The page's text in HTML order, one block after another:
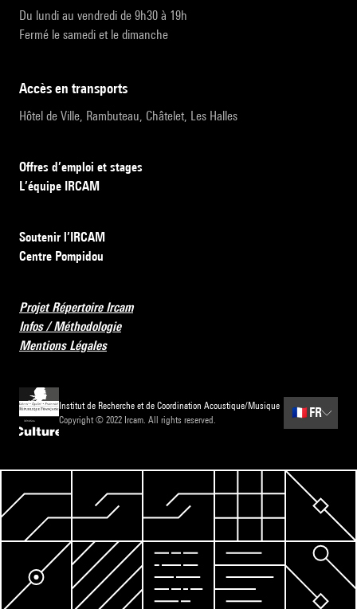
Du lundi au vendredi de 9h30 à 19h
Fermé le samedi et le dimanche
accès en transports
Hôtel de Ville, Rambuteau, Châtelet, Les Halles
Offres d’emploi et stages
L’équipe IRCAM
Soutenir l’IRCAM
Centre Pompidou
Projet Répertoire Ircam
Infos / Méthodologie
Mentions Légales
Institut de Recherche et de Coordination Acoustique/Musique
Copyright © 2022 Ircam. All rights reserved.
🇫🇷 FR